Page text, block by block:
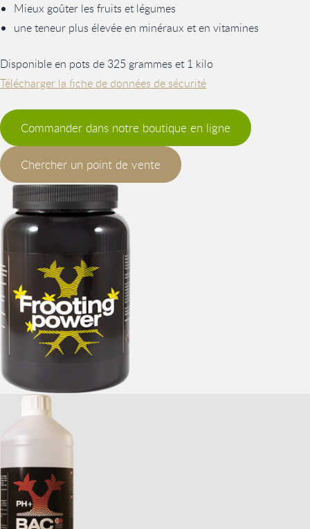
Mieux goûter les fruits et légumes
une teneur plus élevée en minéraux et en vitamines
Disponible en pots de 325 grammes et 1 kilo
Télécharger la fiche de données de sécurité
Commander dans notre boutique en ligne
Chercher un point de vente